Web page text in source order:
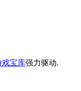
戏宝库强力驱动.